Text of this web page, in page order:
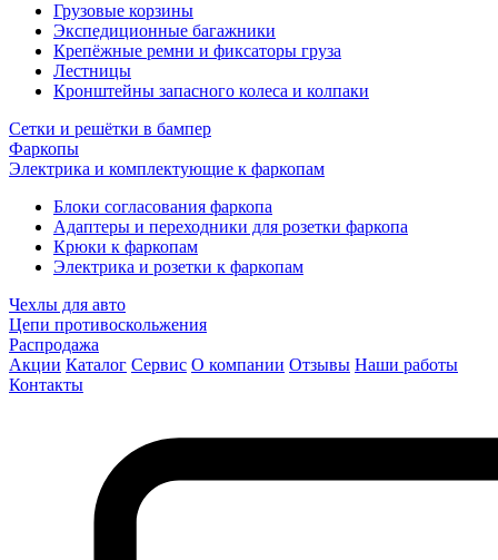
Грузовые корзины
Экспедиционные багажники
Крепёжные ремни и фиксаторы груза
Лестницы
Кронштейны запасного колеса и колпаки
Сетки и решётки в бампер
Фаркопы
Электрика и комплектующие к фаркопам
Блоки согласования фаркопа
Адаптеры и переходники для розетки фаркопа
Крюки к фаркопам
Электрика и розетки к фаркопам
Чехлы для авто
Цепи противоскольжения
Распродажа
Акции Каталог Сервис О компании Отзывы Наши работы
Контакты